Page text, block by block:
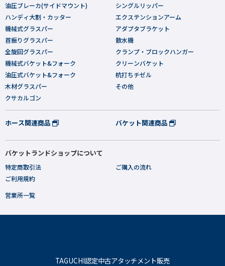
油圧ブレーカ(サイドマウント)
ハンディ大割・カッター
機械式グラスパー
首振りグラスパー
全旋回グラスパー
機械式バケット&フォーク
油圧式バケット&フォーク
木材グラスパー
クサカルゴン
シングルリッパー
エクステンションアーム
アダプタブラケット
散水機
クランプ・ブロックハンガー
クリーンバケット
杭打ちチゼル
その他
ホース関連商品 バケット関連商品
バケットランドショップについて
特定商取引法
ご利用規約
ご購入の流れ
営業所一覧
TAGUCHI認定中古アタッチメント販売